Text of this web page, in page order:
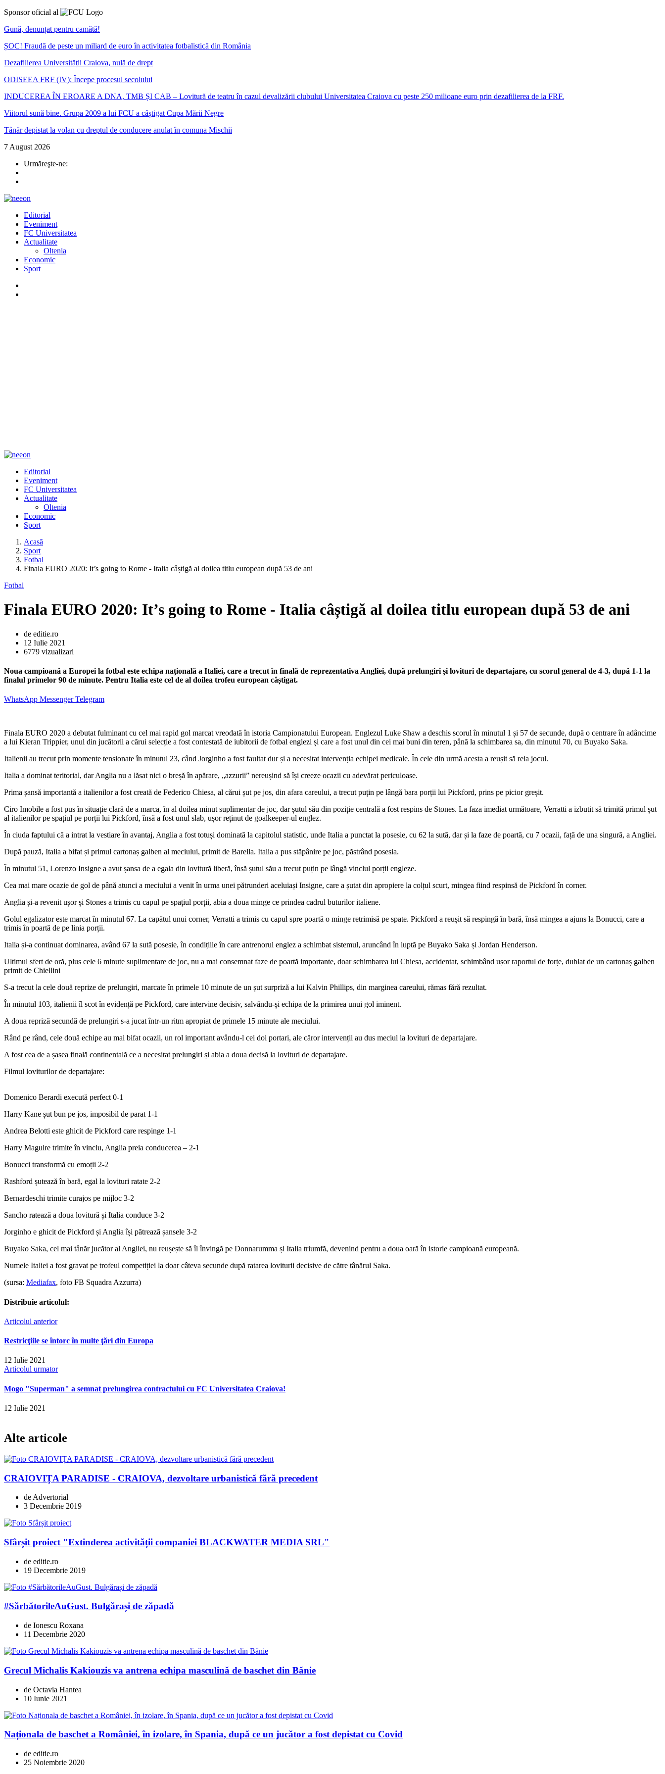
Sponsor oficial al
Gună, denunțat pentru camătă!
ȘOC! Fraudă de peste un miliard de euro în activitatea fotbalistică din România
Dezafilierea Universității Craiova, nulă de drept
ODISEEA FRF (IV): Începe procesul secolului
INDUCEREA ÎN EROARE A DNA, TMB ȘI CAB – Lovitură de teatru în cazul devalizării clubului Universitatea Craiova cu peste 250 milioane euro prin dezafilierea de la FRF.
Viitorul sună bine. Grupa 2009 a lui FCU a câștigat Cupa Mării Negre
Tânăr depistat la volan cu dreptul de conducere anulat în comuna Mischii
7 August 2026
Urmăreşte-ne:
Editorial
Eveniment
FC Universitatea
Actualitate
Oltenia
Economic
Sport
Editorial
Eveniment
FC Universitatea
Actualitate
Oltenia
Economic
Sport
Acasă
Sport
Fotbal
Finala EURO 2020: It’s going to Rome - Italia câștigă al doilea titlu european după 53 de ani
Fotbal
Finala EURO 2020: It’s going to Rome - Italia câștigă al doilea titlu european după 53 de ani
de editie.ro
12 Iulie 2021
6779 vizualizari
Noua campioană a Europei la fotbal este echipa națională a Italiei, care a trecut în finală de reprezentativa Angliei, după prelungiri și lovituri de departajare, cu scorul general de 4-3, după 1-1 la
finalul primelor 90 de minute. Pentru Italia este cel de al doilea trofeu european câștigat.
WhatsApp MessengerTelegram
Finala EURO 2020 a debutat fulminant cu cel mai rapid gol marcat vreodată în istoria Campionatului European. Englezul Luke Shaw a deschis scorul în minutul 1 și 57 de secunde, după o centrare în adâncime
a lui Kieran Trippier, unul din jucătorii a cărui selecție a fost contestată de iubitorii de fotbal englezi și care a fost unul din cei mai buni din teren, până la schimbarea sa, din minutul 70, cu Buyako Saka.
Italienii au trecut prin momente tensionate în minutul 23, când Jorginho a fost faultat dur și a necesitat intervenția echipei medicale. În cele din urmă acesta a reușit să reia jocul.
Italia a dominat teritorial, dar Anglia nu a lăsat nici o breșă în apărare, „azzurii” nereușind să își creeze ocazii cu adevărat periculoase.
Prima șansă importantă a italienilor a fost creată de Federico Chiesa, al cărui șut pe jos, din afara careului, a trecut puțin pe lângă bara porții lui Pickford, prins pe picior greșit.
Ciro Imobile a fost pus în situație clară de a marca, în al doilea minut suplimentar de joc, dar șutul său din poziție centrală a fost respins de Stones. La faza imediat următoare, Verratti a izbutit să trimită primul șut
al italienilor pe spațiul pe porții lui Pickford, însă a fost unul slab, ușor reținut de goalkeeper-ul englez.
În ciuda faptului că a intrat la vestiare în avantaj, Anglia a fost totuși dominată la capitolul statistic, unde Italia a punctat la posesie, cu 62 la sută, dar și la faze de poartă, cu 7 ocazii, față de una singură, a Angliei.
După pauză, Italia a bifat și primul cartonaș galben al meciului, primit de Barella. Italia a pus stăpânire pe joc, păstrând posesia.
În minutul 51, Lorenzo Insigne a avut șansa de a egala din lovitură liberă, însă șutul său a trecut puțin pe lângă vinclul porții engleze.
Cea mai mare ocazie de gol de până atunci a meciului a venit în urma unei pătrunderi aceluiași Insigne, care a șutat din apropiere la colțul scurt, mingea fiind respinsă de Pickford în corner.
Anglia și-a revenit ușor și Stones a trimis cu capul pe spațiul porții, abia a doua minge ce prindea cadrul buturilor italiene.
Golul egalizator este marcat în minutul 67. La capătul unui corner, Verratti a trimis cu capul spre poartă o minge retrimisă pe spate. Pickford a reușit să respingă în bară, însă mingea a ajuns la Bonucci, care a
trimis în poartă de pe linia porții.
Italia și-a continuat dominarea, având 67 la sută posesie, în condițiile în care antrenorul englez a schimbat sistemul, aruncând în luptă pe Buyako Saka și Jordan Henderson.
Ultimul sfert de oră, plus cele 6 minute suplimentare de joc, nu a mai consemnat faze de poartă importante, doar schimbarea lui Chiesa, accidentat, schimbând ușor raportul de forțe, dublat de un cartonaș galben
primit de Chiellini
S-a trecut la cele două reprize de prelungiri, marcate în primele 10 minute de un șut surpriză a lui Kalvin Phillips, din marginea careului, rămas fără rezultat.
În minutul 103, italienii îl scot în evidență pe Pickford, care intervine decisiv, salvându-și echipa de la primirea unui gol iminent.
A doua repriză secundă de prelungiri s-a jucat într-un ritm apropiat de primele 15 minute ale meciului.
Rând pe rând, cele două echipe au mai bifat ocazii, un rol important avându-l cei doi portari, ale căror intervenții au dus meciul la lovituri de departajare.
A fost cea de a șasea finală continentală ce a necesitat prelungiri și abia a doua decisă la lovituri de departajare.
Filmul loviturilor de departajare:
Domenico Berardi execută perfect 0-1
Harry Kane șut bun pe jos, imposibil de parat 1-1
Andrea Belotti este ghicit de Pickford care respinge 1-1
Harry Maguire trimite în vinclu, Anglia preia conducerea – 2-1
Bonucci transformă cu emoții 2-2
Rashford șutează în bară, egal la lovituri ratate 2-2
Bernardeschi trimite curajos pe mijloc 3-2
Sancho ratează a doua lovitură și Italia conduce 3-2
Jorginho e ghicit de Pickford și Anglia își pătrează șansele 3-2
Buyako Saka, cel mai tânăr jucător al Angliei, nu reușește să îl învingă pe Donnarumma și Italia triumfă, devenind pentru a doua oară în istorie campioană europeană.
Numele Italiei a fost gravat pe trofeul competiției la doar câteva secunde după ratarea loviturii decisive de către tânărul Saka.
(sursa: Mediafax, foto FB Squadra Azzurra)
Distribuie articolul:
Articolul anterior
Restricţiile se întorc în multe ţări din Europa
12 Iulie 2021
Articolul urmator
Mogo "Superman" a semnat prelungirea contractului cu FC Universitatea Craiova!
12 Iulie 2021
Alte articole
CRAIOVIȚA PARADISE - CRAIOVA, dezvoltare urbanistică fără precedent
de Advertorial
3 Decembrie 2019
Sfârșit proiect "Extinderea activității companiei BLACKWATER MEDIA SRL"
de editie.ro
19 Decembrie 2019
#SărbătorileAuGust. Bulgărași de zăpadă
de Ionescu Roxana
11 Decembrie 2020
Grecul Michalis Kakiouzis va antrena echipa masculină de baschet din Bănie
de Octavia Hantea
10 Iunie 2021
Naționala de baschet a României, în izolare, în Spania, după ce un jucător a fost depistat cu Covid
de editie.ro
25 Noiembrie 2020